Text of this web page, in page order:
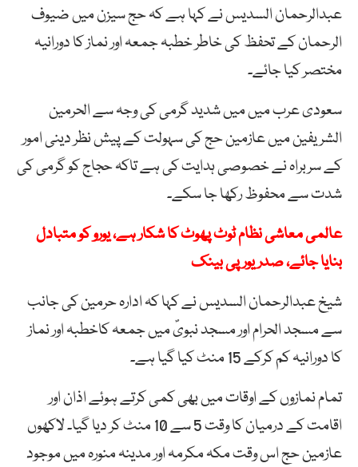
عبدالرحمان السدیس نے کہا ہے کہ حج سیزن میں ضیوف
الرحمان کے تحفظ کی خاطر خطبہ جمعہ اور نماز کا دورانیہ
مختصر کیا جائے۔
سعودی عرب میں میں شدید گرمی کی وجہ سے الحرمین
الشریفین میں عازمین حج کی سہولت کے پیش نظر دینی امور
کے سربراہ نے خصوصی ہدایت کی ہے تاکہ حجاج کو گرمی کی
شدت سے محفوظ رکھا جا سکے۔
عالمی معاشی نظام ٹوٹ پھوٹ کا شکار ہے، یورو کو متبادل
بنایا جائے، صدر یورپی بینک
شیخ عبدالرحمان السدیس نے کہا کہ ادارہ حرمین کی جانب
سے مسجد الحرام اور مسجد نبویؐ میں جمعہ کاخطبہ اور نماز
کا دورانیہ کم کرکے 15 منٹ کیا گیا ہے۔
تمام نمازوں کے اوقات میں بھی کمی کرتے ہوئے اذان اور
اقامت کے درمیان کا وقت 5 سے 10 منٹ کر دیا گیا۔ لاکھوں
عازمین حج اس وقت مکہ مکرمہ اور مدینہ منورہ میں موجود